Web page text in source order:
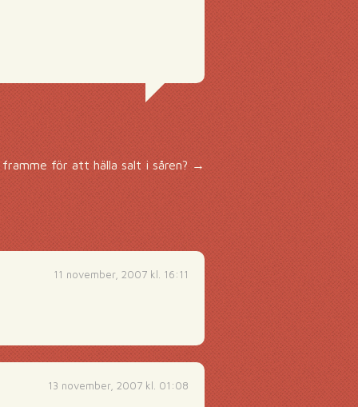
för att hälla salt i såren? →
11 november, 2007 kl. 16:11
13 november, 2007 kl. 01:08